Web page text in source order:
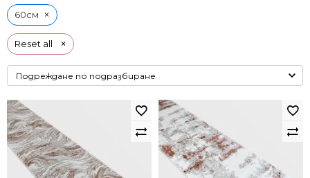
Reset all ×
60см ×